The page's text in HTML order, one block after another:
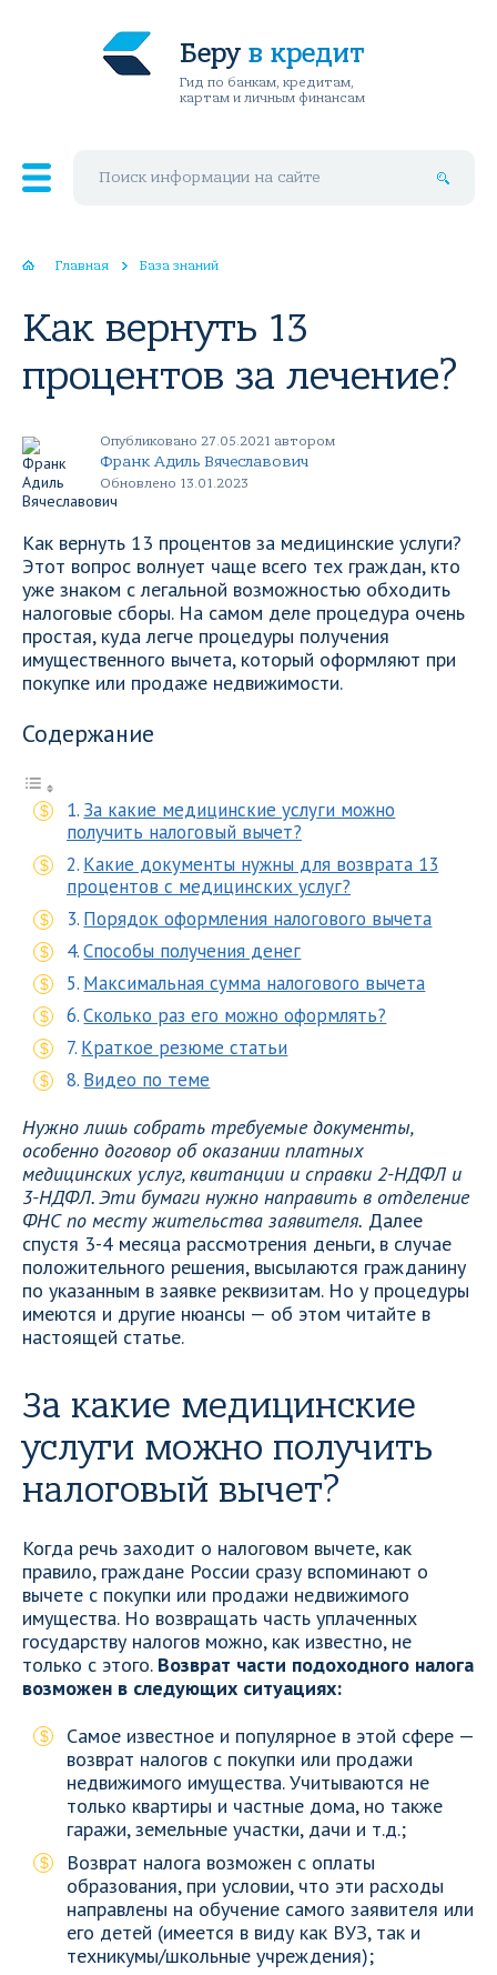
Беру в кредит
Гид по банкам, кредитам,
картам и личным финансам
Главная База знаний
Как вернуть 13
процентов за лечение?
Опубликовано 27.05.2021 автором
Франк Адиль Вячеславович
Обновлено 13.01.2023
Как вернуть 13 процентов за медицинские услуги?
Этот вопрос волнует чаще всего тех граждан, кто
уже знаком с легальной возможностью обходить
налоговые сборы. На самом деле процедура очень
простая, куда легче процедуры получения
имущественного вычета, который оформляют при
покупке или продаже недвижимости.
Содержание
За какие медицинские услуги можно
получить налоговый вычет?
Какие документы нужны для возврата 13
процентов с медицинских услуг?
Порядок оформления налогового вычета
Способы получения денег
Максимальная сумма налогового вычета
Сколько раз его можно оформлять?
Краткое резюме статьи
Видео по теме
Нужно лишь собрать требуемые документы,
особенно договор об оказании платных
медицинских услуг, квитанции и справки 2-НДФЛ и
3-НДФЛ. Эти бумаги нужно направить в отделение
ФНС по месту жительства заявителя. Далее
спустя 3-4 месяца рассмотрения деньги, в случае
положительного решения, высылаются гражданину
по указанным в заявке реквизитам. Но у процедуры
имеются и другие нюансы — об этом читайте в
настоящей статье.
За какие медицинские
услуги можно получить
налоговый вычет?
Когда речь заходит о налоговом вычете, как
правило, граждане России сразу вспоминают о
вычете с покупки или продажи недвижимого
имущества. Но возвращать часть уплаченных
государству налогов можно, как известно, не
только с этого. Возврат части подоходного налога
возможен в следующих ситуациях:
Самое известное и популярное в этой сфере —
возврат налогов с покупки или продажи
недвижимого имущества. Учитываются не
только квартиры и частные дома, но также
гаражи, земельные участки, дачи и т.д.;
Возврат налога возможен с оплаты
образования, при условии, что эти расходы
направлены на обучение самого заявителя или
его детей (имеется в виду как ВУЗ, так и
техникумы/школьные учреждения);